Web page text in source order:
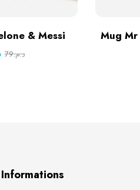
& Messi
د.م.79
Mug
Informations